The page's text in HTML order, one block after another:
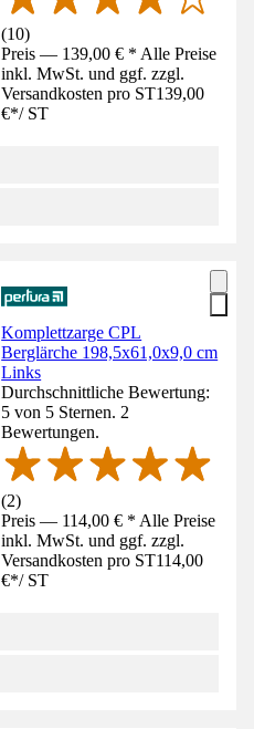
(10)
Preis — 139,00 € * Alle Preise
inkl. MwSt. und ggf. zzgl.
Versandkosten pro ST139,00
€*/ ST
Komplettzarge CPL
Berglärche 198,5x61,0x9,0 cm
Links
Durchschnittliche Bewertung:
5 von 5 Sternen. 2
Bewertungen.
(2)
Preis — 114,00 € * Alle Preise
inkl. MwSt. und ggf. zzgl.
Versandkosten pro ST114,00
€*/ ST